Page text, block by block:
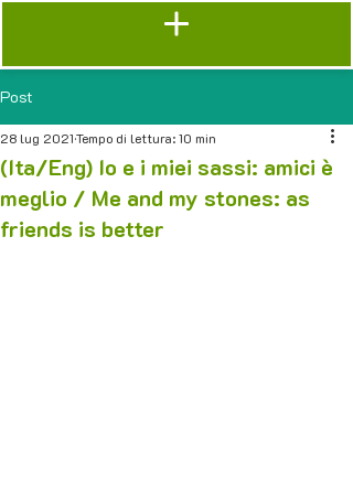
Post
(Ita/Eng) Io e i miei sassi: amici è
meglio / Me and my stones: as
friends is better
28 lug 2021Tempo di lettura: 10 min